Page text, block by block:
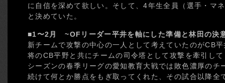
に自信を深めて欲しい。そして、4年生全員（選手・マ
と決めていた。
■1〜2月 ~OFリーダー平井を軸にした準備と林田の決
新チームで攻撃の中心の一人として考えていたのがCB
将のCB平野と共にチームの司令塔として攻撃を牽引し
シーズンの春季リーグの愛知教育大戦では敗色濃厚のチ
続けて何とか勝点をもぎ取ってくれた、その試合以降全